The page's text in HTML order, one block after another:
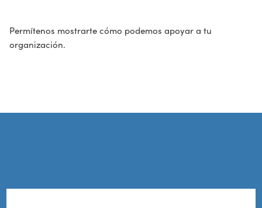
Permítenos mostrarte cómo podemos apoyar a tu
organización.